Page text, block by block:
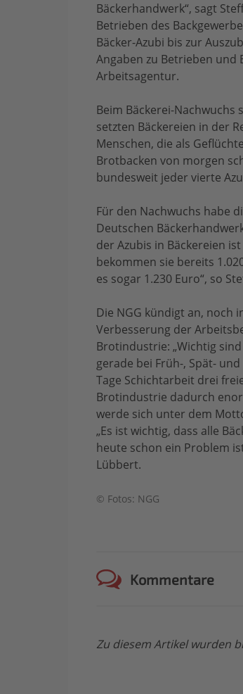
Bäckerhandwerk“, sagt
Betrieben des
Bäcker-Azubi bis zur
Angaben zu Betrieben und
Arbeitsagentur.
Beim Bäckerei-
setzten Bäckereien in der
Menschen, die als
Brotbacken von morgen
bundesweit jeder vierte
Für den Nachwuchs habe
Deutschen
der Azubis in Bäckereien
bekommen sie bereits
es sogar 1.230 Euro“, so
Die NGG kündigt an, noch
Verbesserung der
Brotindustrie: „Wichtig
gerade bei Früh-, Spät-
Tage Schichtarbeit drei
Brotindustrie dadurch
werde sich unter dem
„Es ist wichtig, dass alle
heute schon ein Problem
Lübbert.
© Fotos: NGG
Kommentare
Zu diesem Artikel wurden